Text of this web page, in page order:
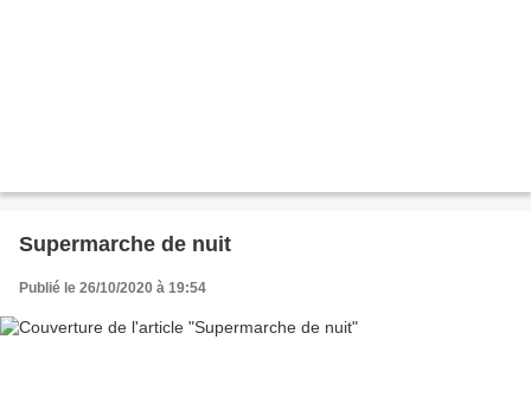
Supermarche de nuit
Publié le 26/10/2020 à 19:54